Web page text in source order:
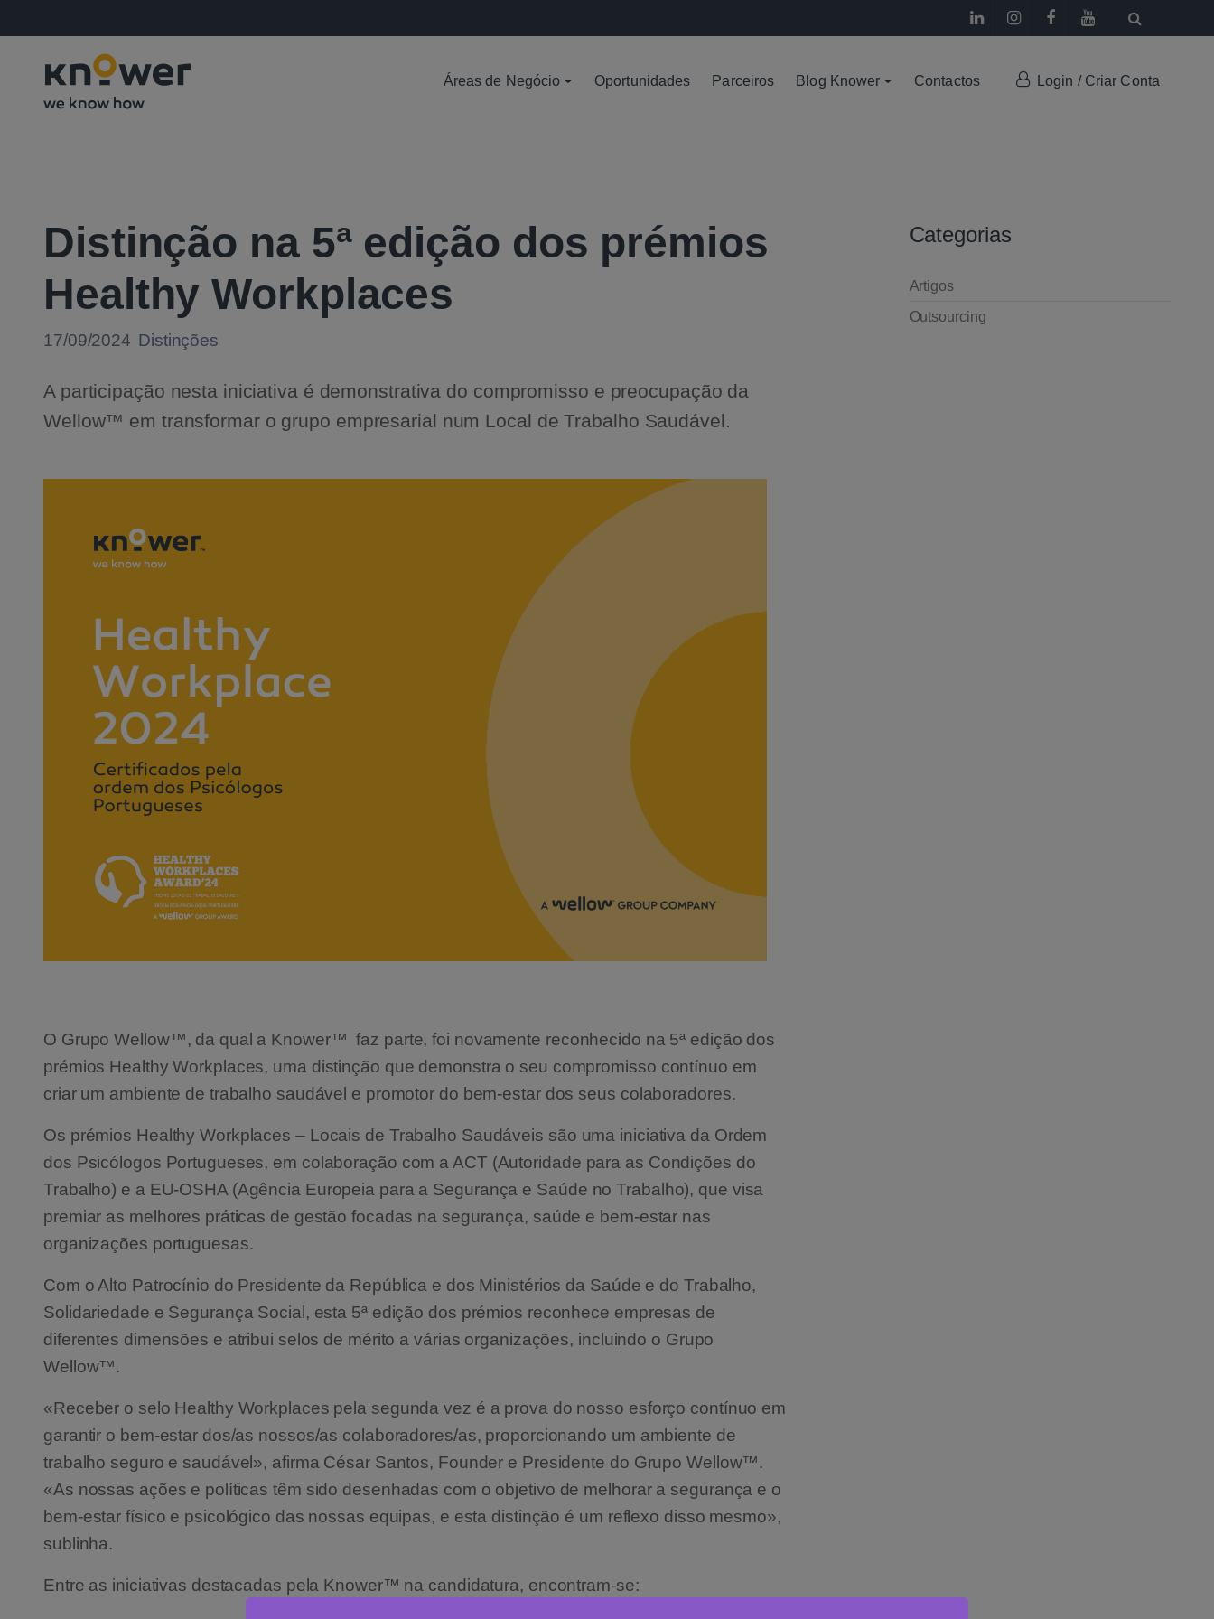
Áreas de Negócio Oportunidades Parceiros Blog Knower Contactos Login / Criar Conta
Distinção na 5ª edição dos prémios
Healthy Workplaces
17/09/2024 Distinções
A participação nesta iniciativa é demonstrativa do compromisso e preocupação da
Wellow™ em transformar o grupo empresarial num Local de Trabalho Saudável.
O Grupo Wellow™, da qual a Knower™ faz parte, foi novamente reconhecido na 5ª edição dos
prémios Healthy Workplaces, uma distinção que demonstra o seu compromisso contínuo em
criar um ambiente de trabalho saudável e promotor do bem-estar dos seus colaboradores.
Os prémios Healthy Workplaces – Locais de Trabalho Saudáveis são uma iniciativa da Ordem
dos Psicólogos Portugueses, em colaboração com a ACT (Autoridade para as Condições do
Trabalho) e a EU-OSHA (Agência Europeia para a Segurança e Saúde no Trabalho), que visa
premiar as melhores práticas de gestão focadas na segurança, saúde e bem-estar nas
organizações portuguesas.
Com o Alto Patrocínio do Presidente da República e dos Ministérios da Saúde e do Trabalho,
Solidariedade e Segurança Social, esta 5ª edição dos prémios reconhece empresas de
diferentes dimensões e atribui selos de mérito a várias organizações, incluindo o Grupo
Wellow™.
«Receber o selo Healthy Workplaces pela segunda vez é a prova do nosso esforço contínuo em
garantir o bem-estar dos/as nossos/as colaboradores/as, proporcionando um ambiente de
trabalho seguro e saudável», afirma César Santos, Founder e Presidente do Grupo Wellow™.
«As nossas ações e políticas têm sido desenhadas com o objetivo de melhorar a segurança e o
bem-estar físico e psicológico das nossas equipas, e esta distinção é um reflexo disso mesmo»,
sublinha.
Entre as iniciativas destacadas pela Knower™ na candidatura, encontram-se:
Categorias
Artigos
Outsourcing